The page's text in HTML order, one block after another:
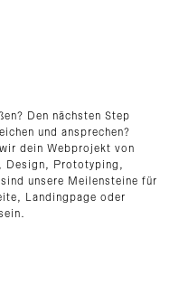
Den nächsten Step
und ansprechen?
dein Webprojekt von
Design, Prototyping,
unsere Meilensteine für
Landingpage oder